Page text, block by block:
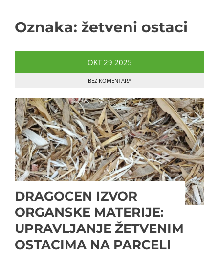
Oznaka: žetveni ostaci
OKT 29 2025
BEZ KOMENTARA
DRAGOCEN IZVOR
ORGANSKE MATERIJE:
UPRAVLJANJE ŽETVENIM
OSTACIMA NA PARCELI